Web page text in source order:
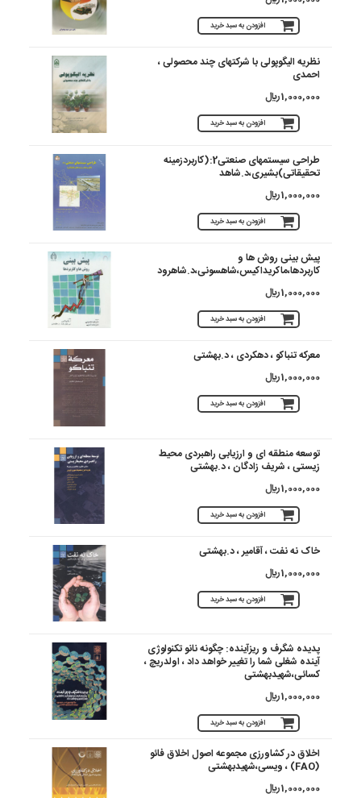
افزودن به سبد خرید
نظریه الیگوپولی با شرکتهای چند محصولی ،
احمدی
1,000,000 ريال
افزودن به سبد خرید
طراحی سیستمهای صنعتی2:(کاربردزمینه
تحقیقاتی)بشیری،د.شاهد
1,000,000 ريال
افزودن به سبد خرید
پیش بینی روش ها و
کاربردها،ماکریداکیس،شاهسونی،د.شاهرود
1,000,000 ريال
افزودن به سبد خرید
معرکه تنباکو ، دهکردی ، د.بهشتی
1,000,000 ريال
افزودن به سبد خرید
توسعه منطقه ای و ارزیابی راهبردی محیط
زیستی ، شریف زادگان ، د.بهشتی
1,000,000 ريال
افزودن به سبد خرید
خاک نه نفت ، آقامیر ، د.بهشتی
1,000,000 ريال
افزودن به سبد خرید
پدیده شگرف و ریزآینده: چگونه نانو تکنولوژی
آینده شغلی شما را تغییر خواهد داد ، اولدریچ ،
کسائی،شهیدبهشتی
1,000,000 ريال
افزودن به سبد خرید
اخلاق در کشاورزی مجموعه اصول اخلاق فائو
(FAO) ، ویسی،شهیدبهشتی
1,000,000 ريال